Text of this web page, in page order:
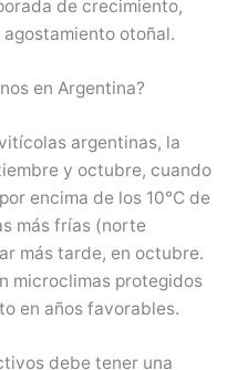
de crecimiento,
otoñal.
en Argentina?
argentinas, la
y octubre, cuando
encima de los 10°C de
más frías (norte
más tarde, en octubre.
microclimas protegidos
en años favorables.
debe tener una